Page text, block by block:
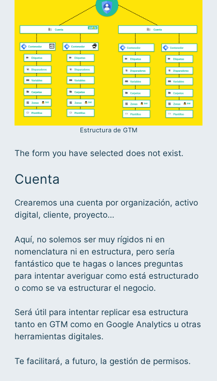
Estructura de GTM
The form you have selected does not exist.
Cuenta
Crearemos una cuenta por organización, activo
digital, cliente, proyecto…
Aquí, no solemos ser muy rígidos ni en
nomenclatura ni en estructura, pero sería
fantástico que te hagas o lances preguntas
para intentar averiguar como está estructurado
o como se va estructurar el negocio.
Será útil para intentar replicar esa estructura
tanto en GTM como en Google Analytics u otras
herramientas digitales.
Te facilitará, a futuro, la gestión de permisos.